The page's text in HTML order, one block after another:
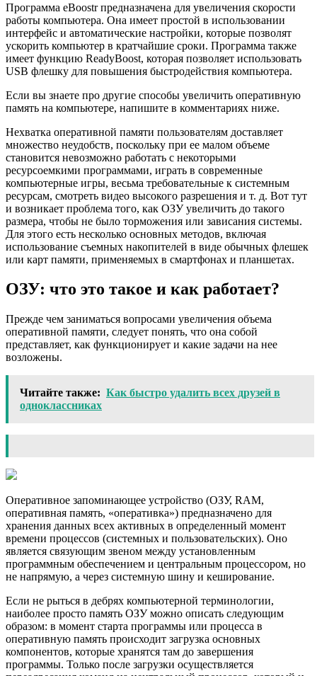
Программа eBoostr предназначена для увеличения скорости
работы компьютера. Она имеет простой в использовании
интерфейс и автоматические настройки, которые позволят
ускорить компьютер в кратчайшие сроки. Программа также
имеет функцию ReadyBoost, которая позволяет использовать
USB флешку для повышения быстродействия компьютера.
Если вы знаете про другие способы увеличить оперативную
память на компьютере, напишите в комментариях ниже.
Нехватка оперативной памяти пользователям доставляет
множество неудобств, поскольку при ее малом объеме
становится невозможно работать с некоторыми
ресурсоемкими программами, играть в современные
компьютерные игры, весьма требовательные к системным
ресурсам, смотреть видео высокого разрешения и т. д. Вот тут
и возникает проблема того, как ОЗУ увеличить до такого
размера, чтобы не было торможения или зависания системы.
Для этого есть несколько основных методов, включая
использование съемных накопителей в виде обычных флешек
или карт памяти, применяемых в смартфонах и планшетах.
ОЗУ: что это такое и как работает?
Прежде чем заниматься вопросами увеличения объема
оперативной памяти, следует понять, что она собой
представляет, как функционирует и какие задачи на нее
возложены.
Читайте также: Как быстро удалить всех друзей в
одноклассниках
Оперативное запоминающее устройство (ОЗУ, RAM,
оперативная память, «оперативка») предназначено для
хранения данных всех активных в определенный момент
времени процессов (системных и пользовательских). Оно
является связующим звеном между установленным
программным обеспечением и центральным процессором, но
не напрямую, а через системную шину и кеширование.
Если не рыться в дебрях компьютерной терминологии,
наиболее просто память ОЗУ можно описать следующим
образом: в момент старта программы или процесса в
оперативную память происходит загрузка основных
компонентов, которые хранятся там до завершения
программы. Только после загрузки осуществляется